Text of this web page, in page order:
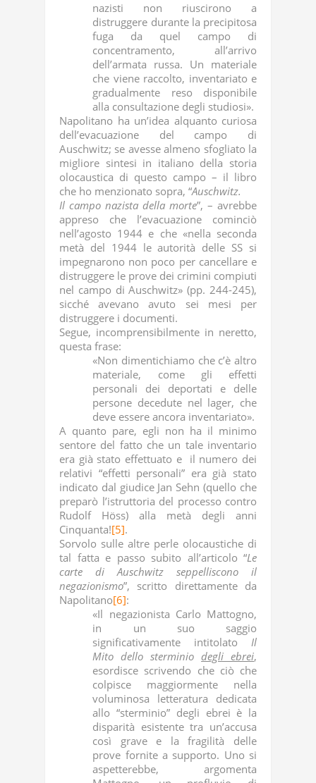
nazisti non riuscirono a
distruggere durante la precipitosa
fuga da quel campo di
concentramento, all’arrivo
dell’armata russa. Un materiale
che viene raccolto, inventariato e
gradualmente reso disponibile
alla consultazione degli studiosi».
Napolitano ha un’idea alquanto curiosa
dell’evacuazione del campo di
Auschwitz; se avesse almeno sfogliato la
migliore sintesi in italiano della storia
olocaustica di questo campo – il libro
che ho menzionato sopra, “Auschwitz.
Il campo nazista della morte”, – avrebbe
appreso che l’evacuazione cominciò
nell’agosto 1944 e che «nella seconda
metà del 1944 le autorità delle SS si
impegnarono non poco per cancellare e
distruggere le prove dei crimini compiuti
nel campo di Auschwitz» (pp. 244-245),
sicché avevano avuto sei mesi per
distruggere i documenti.
Segue, incomprensibilmente in neretto,
questa frase:
«Non dimentichiamo che c’è altro
materiale, come gli effetti
personali dei deportati e delle
persone decedute nel lager, che
deve essere ancora inventariato».
A quanto pare, egli non ha il minimo
sentore del fatto che un tale inventario
era già stato effettuato e il numero dei
relativi “effetti personali” era già stato
indicato dal giudice Jan Sehn (quello che
preparò l’istruttoria del processo contro
Rudolf Höss) alla metà degli anni
Cinquanta![5].
Sorvolo sulle altre perle olocaustiche di
tal fatta e passo subito all’articolo “Le
carte di Auschwitz seppelliscono il
negazionismo”, scritto direttamente da
Napolitano[6]:
«Il negazionista Carlo Mattogno,
in un suo saggio
significativamente intitolato Il
Mito dello sterminiodegli ebrei,
esordisce scrivendo che ciò che
colpisce maggiormente nella
voluminosa letteratura dedicata
allo “sterminio” degli ebrei è la
disparità esistente tra un’accusa
così grave e la fragilità delle
prove fornite a supporto. Uno si
aspetterebbe, argomenta